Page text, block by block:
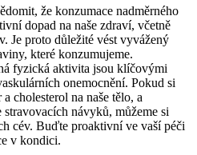
že konzumace nadměrného
dopad na naše zdraví, včetně
Je proto důležité vést vyvážený
které konzumujeme.
fyzická aktivita jsou klíčovými
onemocnění. Pokud si
cholesterol na naše tělo, a
návyků, můžeme si
cév. Buďte proaktivní ve vaší péči
v kondici.